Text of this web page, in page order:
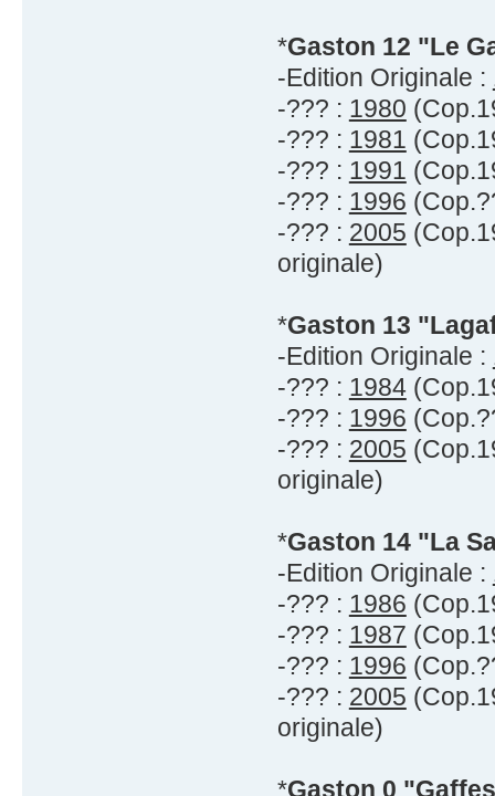
*Gaston 12 "Le
-Edition Originale :
-??? : 1980
-??? : 1981
-??? : 1991
-??? : 1996
-??? : 2005
originale)
*Gaston 13
-Edition Originale :
-??? : 1984
-??? : 1996
-??? : 2005
originale)
*Gaston 14 "La
-Edition Originale :
-??? : 1986
-??? : 1987
-??? : 1996
-??? : 2005
originale)
*Gaston 0